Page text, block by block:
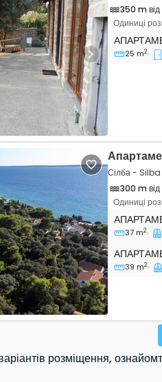
Next
350 m
Одиниці
25 m2
Next
Сілба -
300 m
Одиниці
37 m2
39 m2
розміщення,